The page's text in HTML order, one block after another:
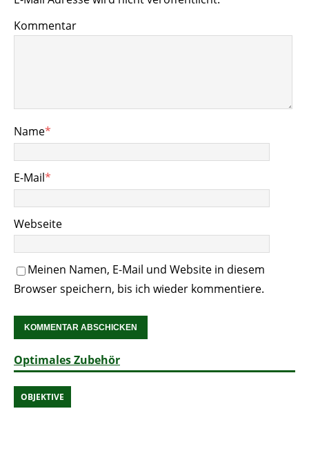
Kommentar
Name*
E-Mail*
Webseite
Meinen Namen, E-Mail und Website in diesem
Browser speichern, bis ich wieder kommentiere.
Optimales Zubehör
OBJEKTIVE